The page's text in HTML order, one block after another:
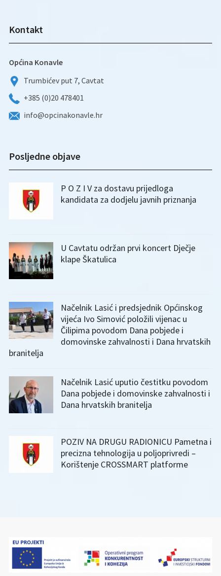
Kontakt
Općina Konavle
Trumbićev put 7, Cavtat
+385 (0)20 478401
info@opcinakonavle.hr
Posljedne objave
P O Z I V za dostavu prijedloga
kandidata za dodjelu javnih priznanja
U Cavtatu održan prvi koncert Dječje
klape Škatulica
Načelnik Lasić i predsjednik Općinskog
vijeća Ivo Simović položili vijenac u
Čilipima povodom Dana pobjede i
domovinske zahvalnosti i Dana hrvatskih
branitelja
Načelnik Lasić uputio čestitku povodom
Dana pobjede i domovinske zahvalnosti i
Dana hrvatskih branitelja
POZIV NA DRUGU RADIONICU Pametna i
precizna tehnologija u poljoprivredi –
Korištenje CROSSMART platforme